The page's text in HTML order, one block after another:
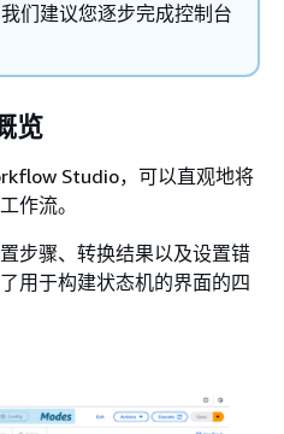
们建议您逐步完成控制台
览
Studio，可以直观地将
作流。
步骤、转换结果以及设置错
用于构建状态机的界面的四